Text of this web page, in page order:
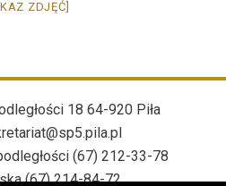
ZDJĘĆ]
18 64-920 Piła
(67) 212-33-78
(67) 214-84-72